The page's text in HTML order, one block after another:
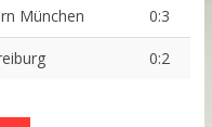
München 0:3
0:2